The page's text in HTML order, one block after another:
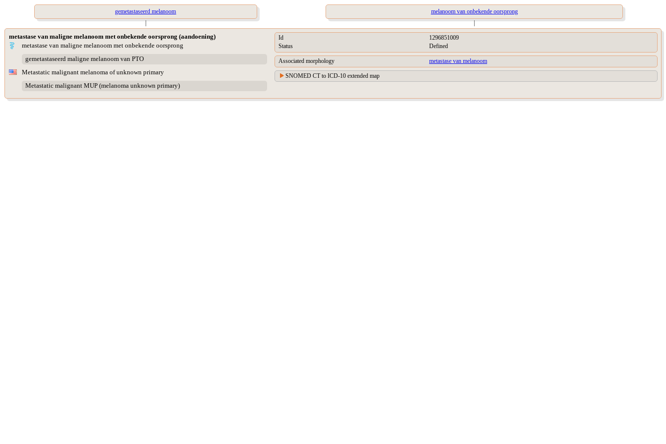
gemetastaseerd melanoom
melanoom van onbekende oorsprong
|
|
metastase van maligne melanoom met onbekende oorsprong (aandoening)
metastase van maligne melanoom met onbekende oorsprong
gemetastaseerd maligne melanoom van PTO
Metastatic malignant melanoma of unknown primary
Metastatic malignant MUP (melanoma unknown primary)
Id
1296851009
Status
Defined
Associated morphology metastase van melanoom
SNOMED CT to ICD-10 extended map